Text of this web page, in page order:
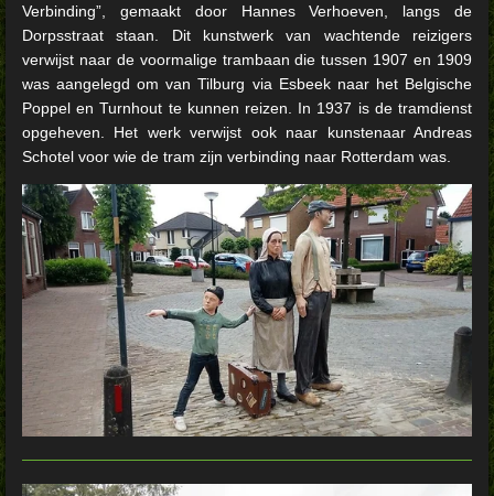
Verbinding”, gemaakt door Hannes Verhoeven, langs de
Dorpsstraat staan. Dit kunstwerk van wachtende reizigers
verwijst naar de voormalige trambaan die tussen 1907 en 1909
was aangelegd om van Tilburg via Esbeek naar het Belgische
Poppel en Turnhout te kunnen reizen. In 1937 is de tramdienst
opgeheven. Het werk verwijst ook naar kunstenaar Andreas
Schotel voor wie de tram zijn verbinding naar Rotterdam was.